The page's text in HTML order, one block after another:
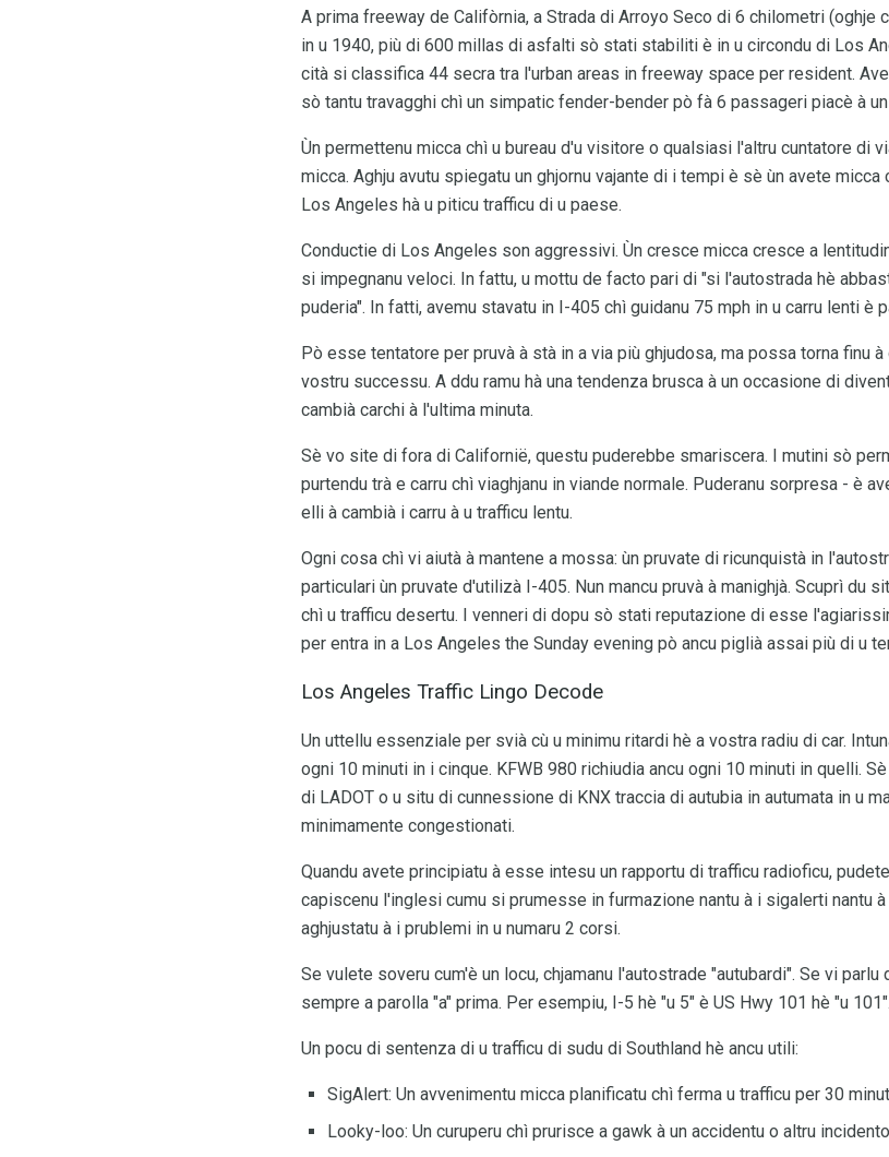
A prima freeway de Califòrnia, a Strada di Arroyo Seco di 6 chilometri (oghje
in u 1940, più di 600 millas di asfalti sò stati stabiliti è in u circondu di Los
cità si classifica 44 secra tra l'urban areas in freeway space per resident.
sò tantu travagghi chì un simpatic fender-bender pò fà 6 passageri piacè à
Ùn permettenu micca chì u bureau d'u visitore o qualsiasi l'altru cuntatore di
micca. Aghju avutu spiegatu un ghjornu vajante di i tempi è sè ùn avete micca
Los Angeles hà u piticu trafficu di u paese.
Conductie di Los Angeles son aggressivi. Ùn cresce micca cresce a
si impegnanu veloci. In fattu, u mottu de facto pari di "si l'autostrada hè
puderia". In fatti, avemu stavatu in I-405 chì guidanu 75 mph in u carru lenti è
Pò esse tentatore per pruvà à stà in a via più ghjudosa, ma possa torna finu
vostru successu. A ddu ramu hà una tendenza brusca à un occasione di
cambià carchi à l'ultima minuta.
Sè vo site di fora di Californië, questu puderebbe smariscera. I mutini sò
purtendu trà e carru chì viaghjanu in viande normale. Puderanu sorpresa - è
elli à cambià i carru à u trafficu lentu.
Ogni cosa chì vi aiutà à mantene a mossa: ùn pruvate di ricunquistà in
particulari ùn pruvate d'utilizà I-405. Nun mancu pruvà à manighjà. Scuprì du
chì u trafficu desertu. I venneri di dopu sò stati reputazione di esse
per entra in a Los Angeles the Sunday evening pò ancu piglià assai più di u
Los Angeles Traffic Lingo Decode
Un uttellu essenziale per svià cù u minimu ritardi hè a vostra radiu di car.
ogni 10 minuti in i cinque. KFWB 980 richiudia ancu ogni 10 minuti in quelli.
di LADOT o u situ di cunnessione di KNX traccia di autubia in autumata in u
minimamente congestionati.
Quandu avete principiatu à esse intesu un rapportu di trafficu radioficu,
capiscenu l'inglesi cumu si prumesse in furmazione nantu à i sigalerti nantu
aghjustatu à i prublemi in u numaru 2 corsi.
Se vulete soveru cum'è un locu, chjamanu l'autostrade "autubardi". Se vi
sempre a parolla "a" prima. Per esempiu, I-5 hè "u 5" è US Hwy 101 hè "u 101".
Un pocu di sentenza di u trafficu di sudu di Southland hè ancu utili:
SigAlert: Un avvenimentu micca planificatu chì ferma u trafficu per 30
Looky-loo: Un curuperu chì prurisce a gawk à un accidentu o altru